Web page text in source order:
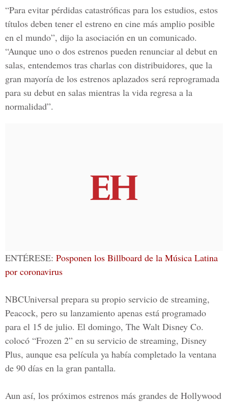
“Para evitar pérdidas catastróficas para los estudios, estos
títulos deben tener el estreno en cine más amplio posible
en el mundo”, dijo la asociación en un comunicado.
“Aunque uno o dos estrenos pueden renunciar al debut en
salas, entendemos tras charlas con distribuidores, que la
gran mayoría de los estrenos aplazados será reprogramada
para su debut en salas mientras la vida regresa a la
normalidad”.
ENTÉRESE: Posponen los Billboard de la Música Latina
por coronavirus
NBCUniversal prepara su propio servicio de streaming,
Peacock, pero su lanzamiento apenas está programado
para el 15 de julio. El domingo, The Walt Disney Co.
colocó “Frozen 2” en su servicio de streaming, Disney
Plus, aunque esa película ya había completado la ventana
de 90 días en la gran pantalla.
Aun así, los próximos estrenos más grandes de Hollywood